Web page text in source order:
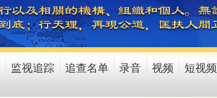
监视追踪 追查名单 录音 视频 短视频